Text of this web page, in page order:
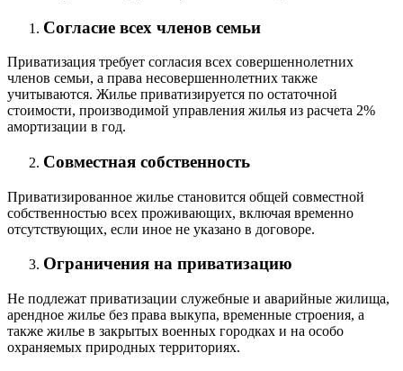
Согласие всех членов семьи
Приватизация требует согласия всех совершеннолетних
членов семьи, а права несовершеннолетних также
учитываются. Жилье приватизируется по остаточной
стоимости, производимой управления жилья из расчета 2%
амортизации в год.
Совместная собственность
Приватизированное жилье становится общей совместной
собственностью всех проживающих, включая временно
отсутствующих, если иное не указано в договоре.
Ограничения на приватизацию
Не подлежат приватизации служебные и аварийные жилища,
арендное жилье без права выкупа, временные строения, а
также жилье в закрытых военных городках и на особо
охраняемых природных территориях.